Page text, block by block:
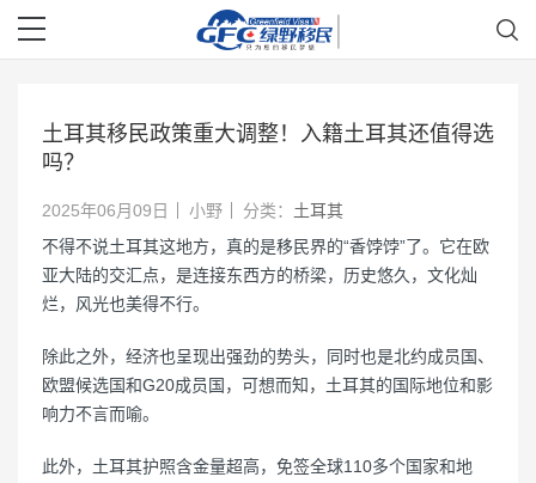
土耳其移民政策重大调整！入籍土耳其还值得选
吗？
2025年06月09日 小野 分类： 土耳其
不得不说土耳其这地方，真的是移民界的“香饽饽”了。它在欧
亚大陆的交汇点，是连接东西方的桥梁，历史悠久，文化灿
烂，风光也美得不行。
除此之外，经济也呈现出强劲的势头，同时也是北约成员国、
欧盟候选国和G20成员国，可想而知，土耳其的国际地位和影
响力不言而喻。
此外，土耳其护照含金量超高，免签全球110多个国家和地